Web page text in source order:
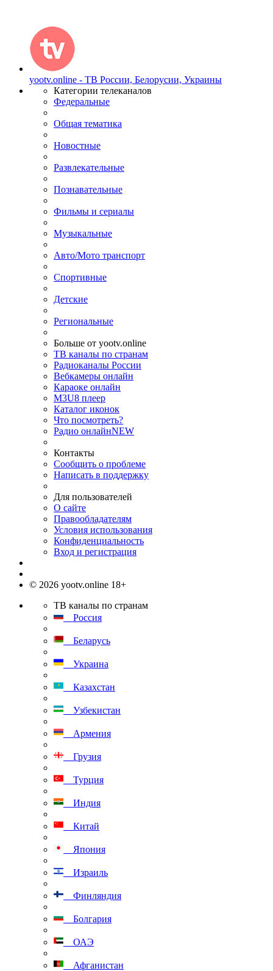
yootv.online - ТВ России, Белорусии, Украины
Категории телеканалов
Федеральные
Общая тематика
Новостные
Развлекательные
Познавательные
Фильмы и сериалы
Музыкальные
Авто/Мото транспорт
Спортивные
Детские
Региональные
Больше от yootv.online
ТВ каналы по странам
Радиоканалы России
Вебкамеры онлайн
Караоке онлайн
M3U8 плеер
Каталог иконок
Что посмотреть?
Радио онлайнNEW
Контакты
Сообщить о проблеме
Написать в поддержку
Для пользователей
О сайте
Правообладателям
Условия использования
Конфиденциальность
Вход и регистрация
© 2026 yootv.online 18+
ТВ каналы по странам
Россия
Беларусь
Украина
Казахстан
Узбекистан
Армения
Грузия
Турция
Индия
Китай
Япония
Израиль
Финляндия
Болгария
ОАЭ
Афганистан